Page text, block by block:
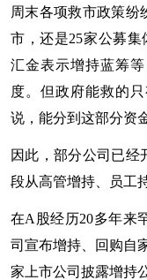
周末各项救市政策纷
市，还是25家公募集
汇金表示增持蓝筹
度。但政府能救的
说，能分到这部分资
因此，部分公司已经
段从高管增持、员工
在A股经历20多年来
司宣布增持、回购自
家上市公司披露增持